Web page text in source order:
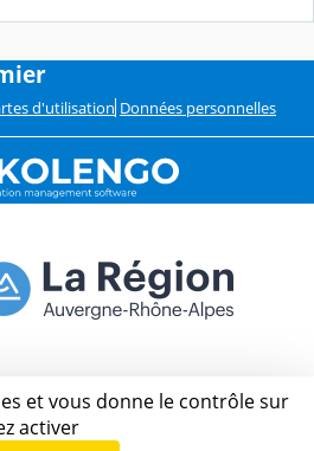
d'utilisation Données personnelles
et vous donne le contrôle sur
activer